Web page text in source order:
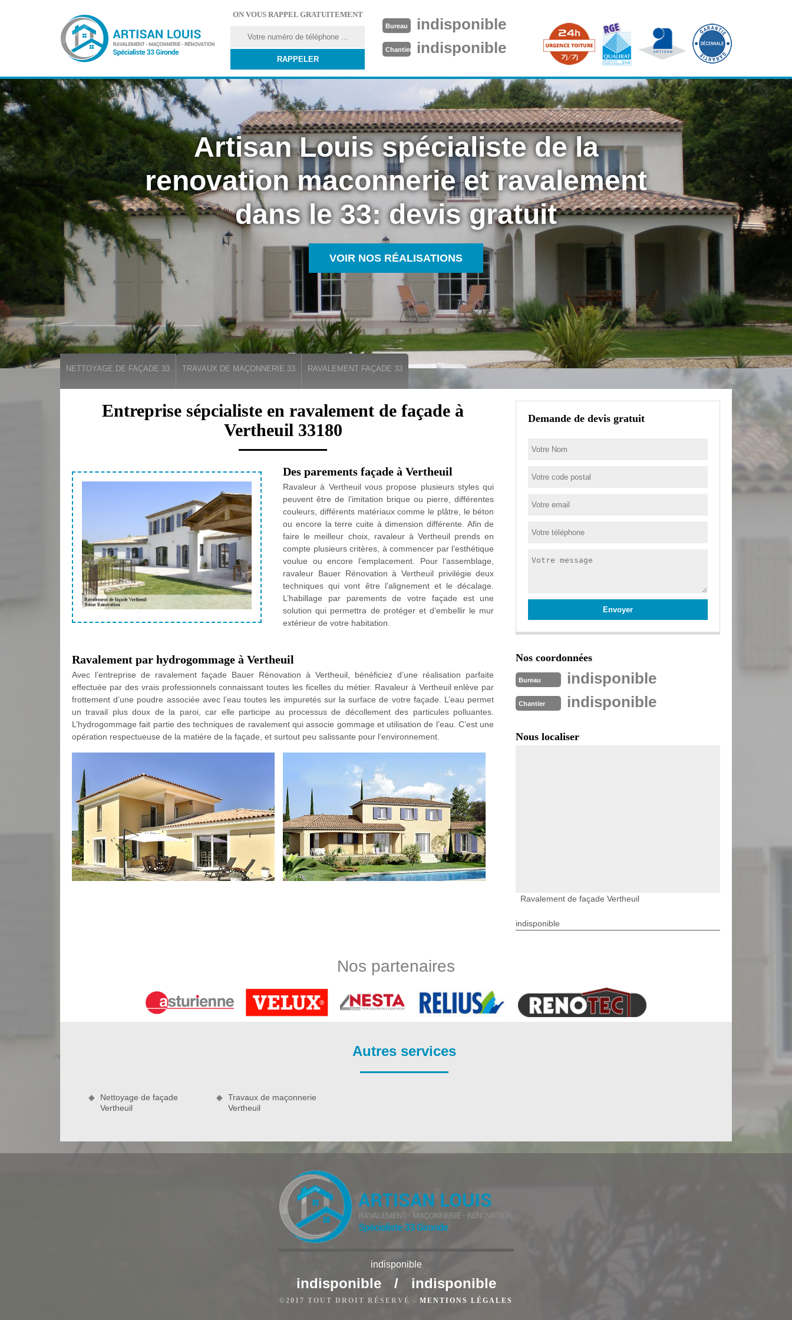
ON VOUS RAPPEL GRATUITEMENT
Bureau indisponible
Chantier indisponible
Artisan Louis spécialiste de la
renovation maconnerie et ravalement
dans le 33: devis gratuit
VOIR NOS RÉALISATIONS
NETTOYAGE DE FAÇADE 33 TRAVAUX DE MAÇONNERIE 33 RAVALEMENT FAÇADE 33
Entreprise sépcialiste en ravalement de façade à
Vertheuil 33180
Des parements façade à Vertheuil
Ravaleur à Vertheuil vous propose plusieurs styles qui
peuvent être de l’imitation brique ou pierre, différentes
couleurs, différents matériaux comme le plâtre, le béton
ou encore la terre cuite à dimension différente. Afin de
faire le meilleur choix, ravaleur à Vertheuil prends en
compte plusieurs critères, à commencer par l’esthétique
voulue ou encore l’emplacement. Pour l’assemblage,
ravaleur Bauer Rénovation à Vertheuil privilégie deux
techniques qui vont être l’alignement et le décalage.
L’habillage par parements de votre façade est une
solution qui permettra de protéger et d’embellir le mur
extérieur de votre habitation.
Ravalement par hydrogommage à Vertheuil
Avec l’entreprise de ravalement façade Bauer Rénovation à Vertheuil, bénéficiez d’une réalisation parfaite
effectuée par des vrais professionnels connaissant toutes les ficelles du métier. Ravaleur à Vertheuil enlève par
frottement d’une poudre associée avec l’eau toutes les impuretés sur la surface de votre façade. L’eau permet
un travail plus doux de la paroi, car elle participe au processus de décollement des particules polluantes.
L’hydrogommage fait partie des techniques de ravalement qui associe gommage et utilisation de l’eau. C’est une
opération respectueuse de la matière de la façade, et surtout peu salissante pour l’environnement.
votre façade est une opération à ne pas négliger si vous souhaitez profiter pleinement de la beauté de votre mur
effectuer cette opération. Ravaleur à Vertheuil vous suggère des prestations de qualité et fiables pour un tarif
votre façade. De plus, le ravalement servira à débarrasser votre façade des pollutions qui pourront entraîner sa
extérieur. Ravaleur à Vertheuil fournit des interventions soignées à tarifs raisonnables.
Demande de devis gratuit
Nos coordonnées
Bureau indisponible
Chantier indisponible
Nous localiser
Ravalement de façade Vertheuil
indisponible
Nos partenaires
Autres services
Nettoyage de façade
Vertheuil
Travaux de maçonnerie
Vertheuil
indisponible
indisponible / indisponible
©2017 TOUT DROIT RÉSERVÉ - MENTIONS LÉGALES